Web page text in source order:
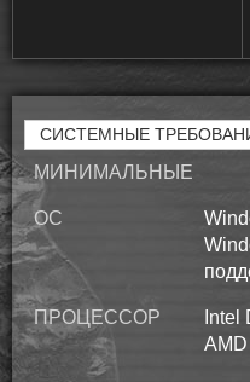
СИСТЕМНЫЕ
МИНИМАЛЬНЫЕ
ОС
ПРОЦЕССОР
Intel